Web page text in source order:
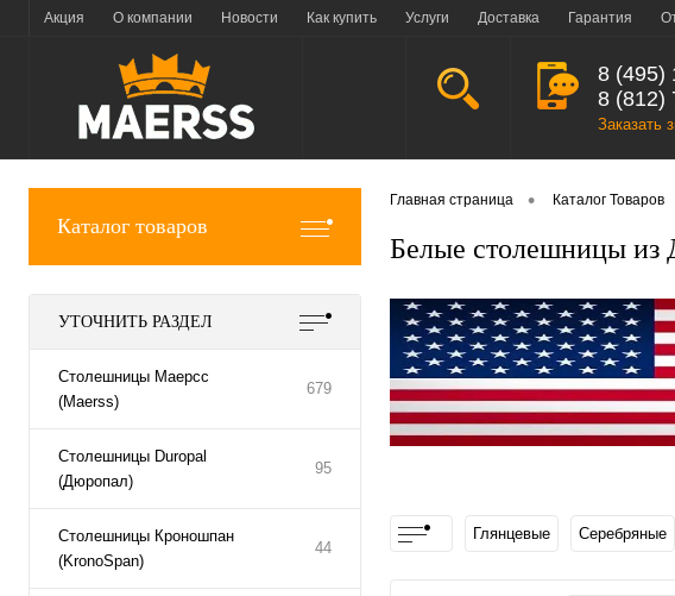
Акция О компании Новости Как купить Услуги Доставка Гарантия
8 (495)
8 (812)
Заказать
Каталог товаров
УТОЧНИТЬ РАЗДЕЛ
Столешницы Маерсс
(Maerss)
679
Столешницы Duropal
(Дюропал)
95
Столешницы Кроношпан
(KronoSpan)
44
Главная страница • Каталог Товаров
Белые столешницы
Глянцевые Серебряные